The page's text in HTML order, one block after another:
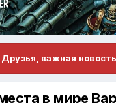
Друзья, важная
в мире